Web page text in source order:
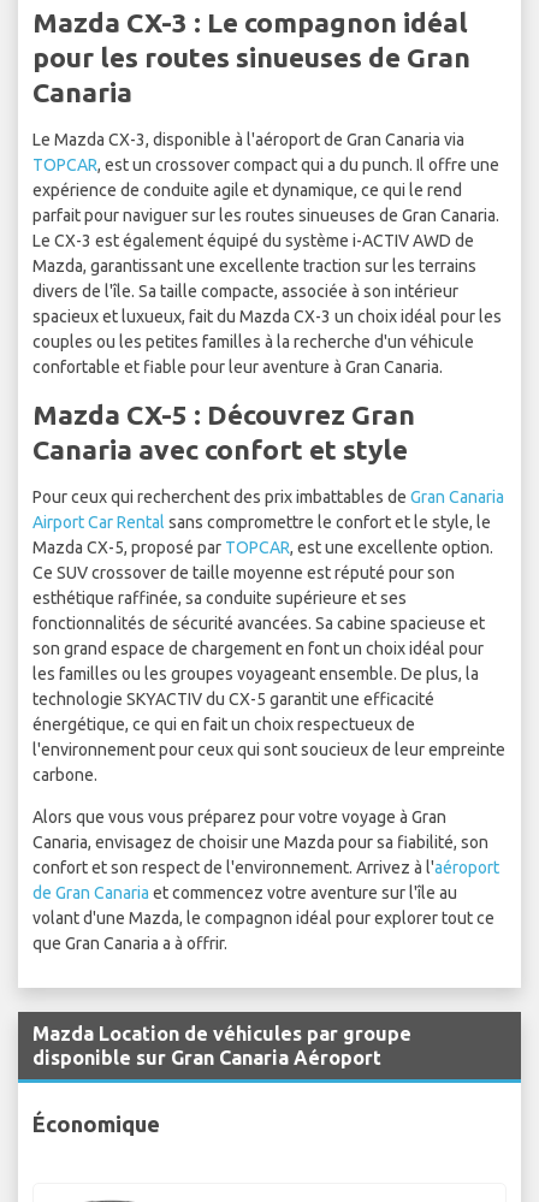
Mazda CX-3 : Le compagnon idéal
pour les routes sinueuses de Gran
Canaria
Le Mazda CX-3, disponible à l'aéroport de Gran Canaria via
TOPCAR, est un crossover compact qui a du punch. Il offre une
expérience de conduite agile et dynamique, ce qui le rend
parfait pour naviguer sur les routes sinueuses de Gran Canaria.
Le CX-3 est également équipé du système i-ACTIV AWD de
Mazda, garantissant une excellente traction sur les terrains
divers de l'île. Sa taille compacte, associée à son intérieur
spacieux et luxueux, fait du Mazda CX-3 un choix idéal pour les
couples ou les petites familles à la recherche d'un véhicule
confortable et fiable pour leur aventure à Gran Canaria.
Mazda CX-5 : Découvrez Gran
Canaria avec confort et style
Pour ceux qui recherchent des prix imbattables de Gran Canaria
Airport Car Rental sans compromettre le confort et le style, le
Mazda CX-5, proposé par TOPCAR, est une excellente option.
Ce SUV crossover de taille moyenne est réputé pour son
esthétique raffinée, sa conduite supérieure et ses
fonctionnalités de sécurité avancées. Sa cabine spacieuse et
son grand espace de chargement en font un choix idéal pour
les familles ou les groupes voyageant ensemble. De plus, la
technologie SKYACTIV du CX-5 garantit une efficacité
énergétique, ce qui en fait un choix respectueux de
l'environnement pour ceux qui sont soucieux de leur empreinte
carbone.
Alors que vous vous préparez pour votre voyage à Gran
Canaria, envisagez de choisir une Mazda pour sa fiabilité, son
confort et son respect de l'environnement. Arrivez à l'aéroport
de Gran Canaria et commencez votre aventure sur l'île au
volant d'une Mazda, le compagnon idéal pour explorer tout ce
que Gran Canaria a à offrir.
Mazda Location de véhicules par groupe
disponible sur Gran Canaria Aéroport
Économique